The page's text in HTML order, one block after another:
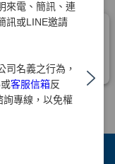
來電、簡訊、連
訊或LINE邀請
司名義之行為，
客服信箱反
詢專線，以免權